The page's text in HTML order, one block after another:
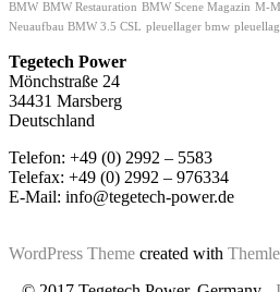
BMW BMW Restauration BMW Scene Magazin M-
Neuaufbau BMW 3.5 CSL pleuellager bmw
Tegetech Power
Mönchstraße 24
34431 Marsberg
Deutschland
Telefon: +49 (0) 2992 – 5583
Telefax: +49 (0) 2992 – 976334
E-Mail: info@tegetech-power.de
WordPress Theme created with